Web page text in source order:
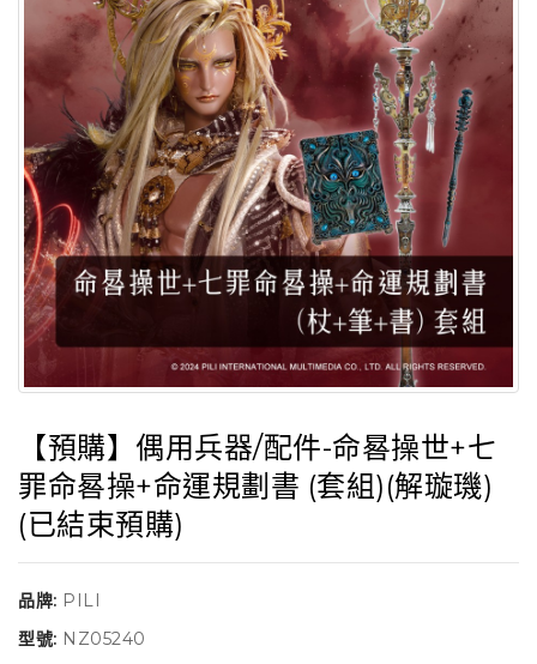
【預購】偶用兵器/配件-命晷操世+七
罪命晷操+命運規劃書 (套組)(解璇璣)
(已結束預購)
品牌: PILI
型號: NZ05240